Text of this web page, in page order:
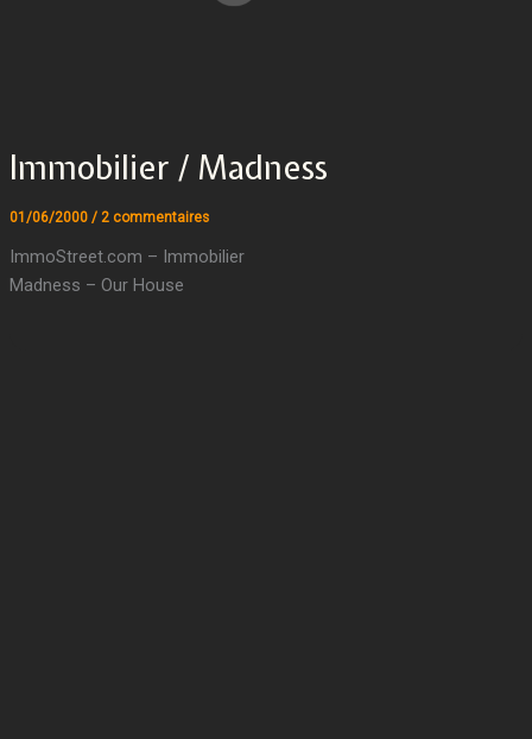
Immobilier / Madness
01/06/2000 / 2 commentaires
ImmoStreet.com – Immobilier
Madness – Our House